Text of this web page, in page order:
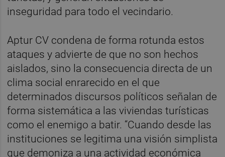
inseguridad para todo el vecindario.
Aptur CV condena de forma rotunda estos
ataques y advierte de que no son hechos
aislados, sino la consecuencia directa de un
clima social enrarecido en el que
determinados discursos políticos señalan de
forma sistemática a las viviendas turísticas
como el enemigo a batir. “Cuando desde las
instituciones se legitima una visión simplista
que demoniza a una actividad económica